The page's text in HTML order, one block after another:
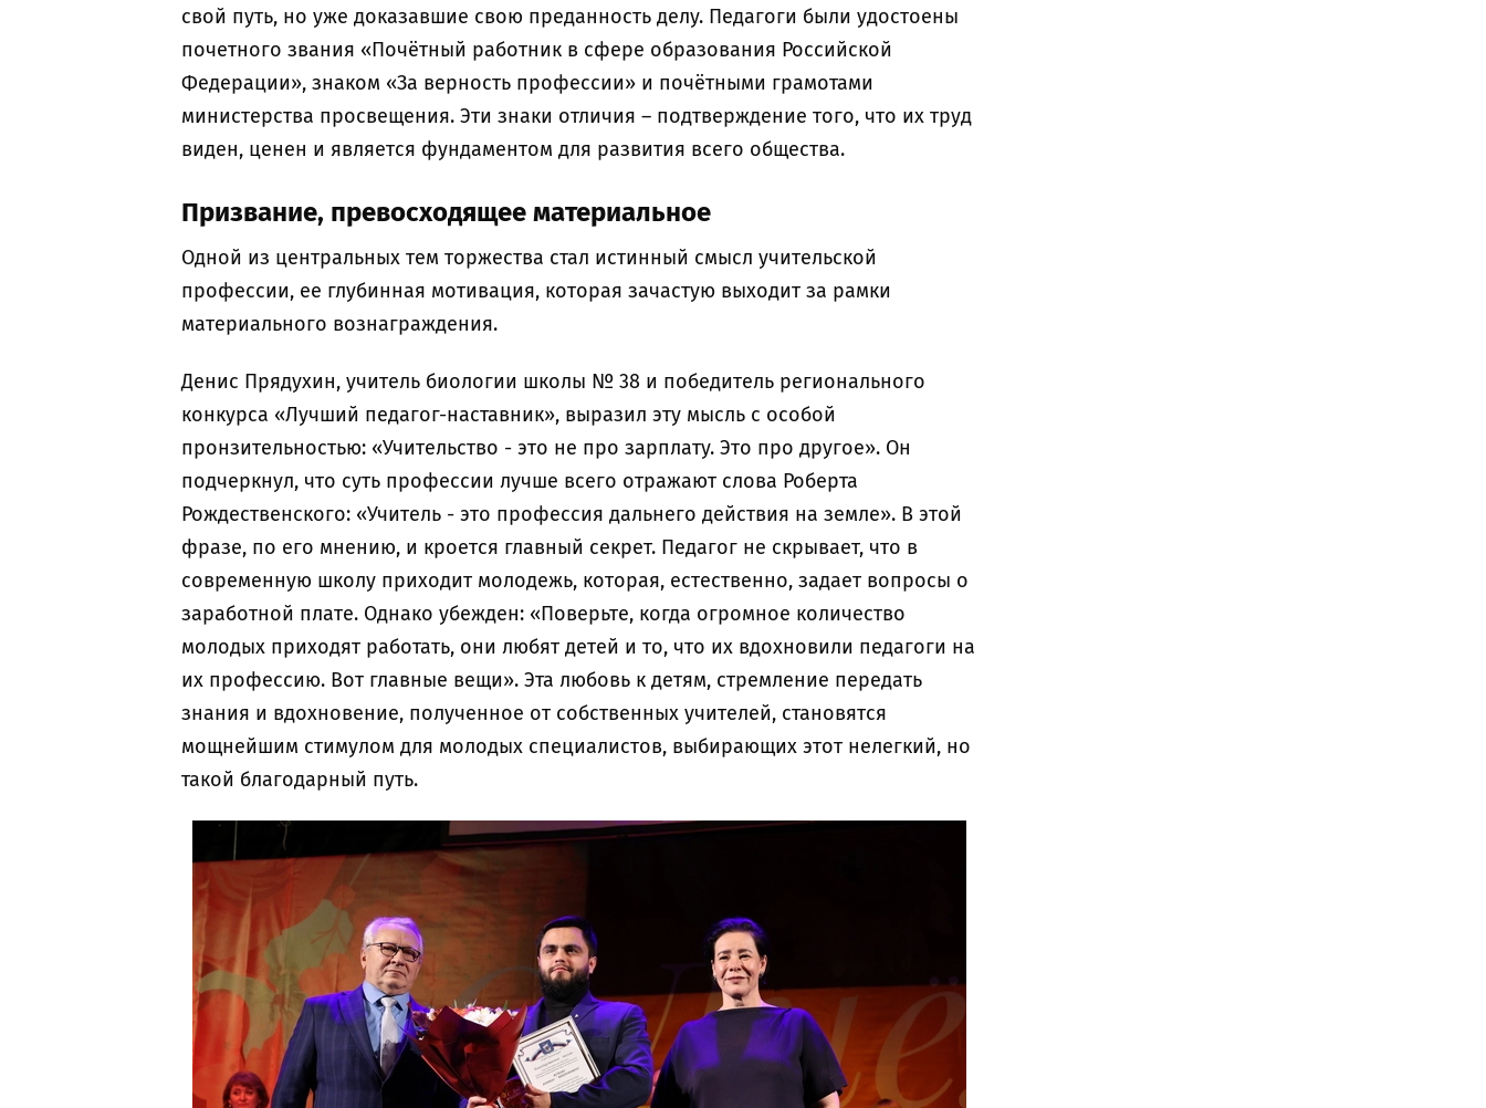
свой путь, но уже доказавшие свою преданность делу. Педагоги были удостоены
почетного звания «Почётный работник в сфере образования Российской
Федерации», знаком «За верность профессии» и почётными грамотами
министерства просвещения. Эти знаки отличия – подтверждение того, что их труд
виден, ценен и является фундаментом для развития всего общества.
Призвание, превосходящее материальное
Одной из центральных тем торжества стал истинный смысл учительской
профессии, ее глубинная мотивация, которая зачастую выходит за рамки
материального вознаграждения.
Денис Прядухин, учитель биологии школы № 38 и победитель регионального
конкурса «Лучший педагог-наставник», выразил эту мысль с особой
пронзительностью: «Учительство - это не про зарплату. Это про другое». Он
подчеркнул, что суть профессии лучше всего отражают слова Роберта
Рождественского: «Учитель - это профессия дальнего действия на земле». В этой
фразе, по его мнению, и кроется главный секрет. Педагог не скрывает, что в
современную школу приходит молодежь, которая, естественно, задает вопросы о
заработной плате. Однако убежден: «Поверьте, когда огромное количество
молодых приходят работать, они любят детей и то, что их вдохновили педагоги на
их профессию. Вот главные вещи». Эта любовь к детям, стремление передать
знания и вдохновение, полученное от собственных учителей, становятся
мощнейшим стимулом для молодых специалистов, выбирающих этот нелегкий, но
такой благодарный путь.